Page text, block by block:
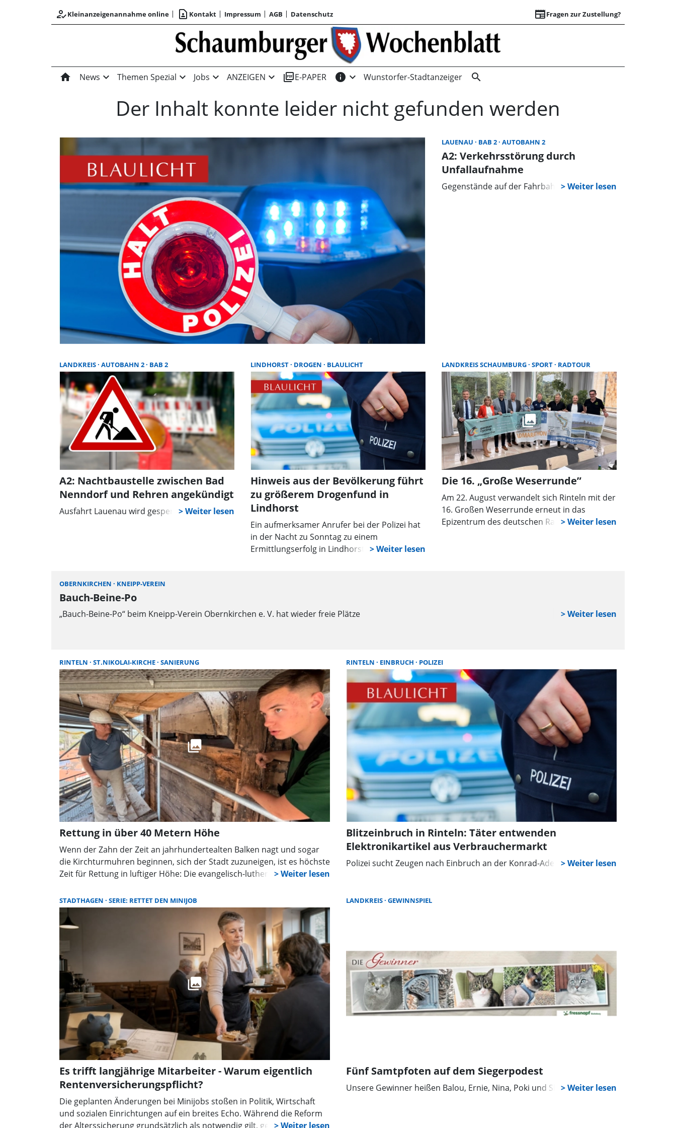
how_to_regKleinanzeigenannahme online contact_page Kontakt Impressum AGB Datenschutz newspaperFragen zur Zustellung?
Startseite |
home News expand_more Themen Spezial expand_more Jobs expand_more ANZEIGEN expand_more picture_as_pdfE-PAPER info expand_more Wunstorfer-Stadtanzeiger search
Der Inhalt konnte leider nicht gefunden werden
LAUENAU BAB 2 AUTOBAHN 2
A2: Verkehrsstörung durch
Unfallaufnahme
Gegenstände auf der Fahrbahn
LANDKREIS AUTOBAHN 2 BAB 2
A2: Nachtbaustelle zwischen Bad
Nenndorf und Rehren angekündigt
Ausfahrt Lauenau wird gesperrt
LINDHORST DROGEN BLAULICHT
Hinweis aus der Bevölkerung führt
zu größerem Drogenfund in
Lindhorst
Ein aufmerksamer Anrufer bei der Polizei hat
in der Nacht zu Sonntag zu einem
Ermittlungserfolg in Lindhorst geführt. Gegen
seien, loszufahren.
LANDKREIS SCHAUMBURG SPORT RADTOUR
Die 16. „Große Weserrunde”
Am 22. August verwandelt sich Rinteln mit der
16. Großen Weserrunde erneut in das
Epizentrum des deutschen Radsports. Mit
OBERNKIRCHEN KNEIPP-VEREIN
Bauch-Beine-Po
„Bauch-Beine-Po“ beim Kneipp-Verein Obernkirchen e. V. hat wieder freie Plätze
RINTELN ST.NIKOLAI-KIRCHE SANIERUNG
Rettung in über 40 Metern Höhe
Wenn der Zahn der Zeit an jahrhundertealten Balken nagt und sogar
die Kirchturmuhren beginnen, sich der Stadt zuzuneigen, ist es höchste
Zeit für Rettung in luftiger Höhe: Die evangelisch-lutherische
und dringend notwendigen Sanierung ihres barocken Turms.
RINTELN EINBRUCH POLIZEI
Blitzeinbruch in Rinteln: Täter entwenden
Elektronikartikel aus Verbrauchermarkt
Polizei sucht Zeugen nach Einbruch an der Konrad-Adenauer-Straße
STADTHAGEN SERIE: RETTET DEN MINIJOB
Es trifft langjährige Mitarbeiter - Warum eigentlich
Rentenversicherungspflicht?
Die geplanten Änderungen bei Minijobs stoßen in Politik, Wirtschaft
und sozialen Einrichtungen auf ein breites Echo. Während die Reform
der Alterssicherung grundsätzlich als notwendig gilt, gehen die
LANDKREIS GEWINNSPIEL
Fünf Samtpfoten auf dem Siegerpodest
Unsere Gewinner heißen Balou, Ernie, Nina, Poki und Sky